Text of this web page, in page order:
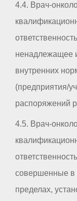
4.4. Врач-
ненадлежащее
внутренних
(предприятия/
распоряжений
4.5. Врач-
совершенные в
пределах,